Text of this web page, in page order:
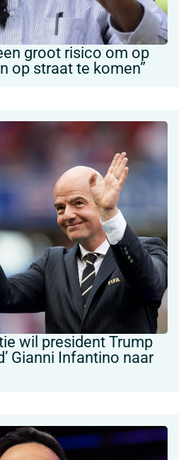
groot risico om op
op straat te komen”
wil president Trump
Gianni Infantino naar